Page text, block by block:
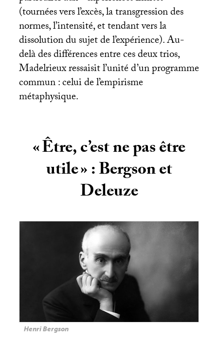
(tournées vers l’excès, la transgression des
normes, l’intensité, et tendant vers la
dissolution du sujet de l’expérience). Au-
delà des différences entre ces deux trios,
Madelrieux ressaisit l’unité d’un programme
commun : celui de l’empirisme
métaphysique.
«Être, c’est ne pas être
utile» : Bergson et
Deleuze
Henri Bergson